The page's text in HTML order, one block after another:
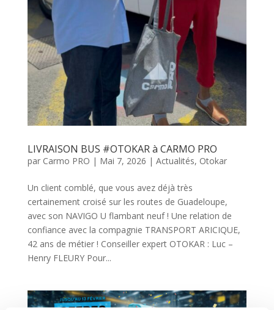
LIVRAISON BUS #OTOKAR à CARMO PRO
par Carmo PRO | Mai 7, 2026 | Actualités, Otokar
Un client comblé, que vous avez déjà très
certainement croisé sur les routes de Guadeloupe,
avec son NAVIGO U flambant neuf ! Une relation de
confiance avec la compagnie TRANSPORT ARICIQUE,
42 ans de métier ! Conseiller expert OTOKAR : Luc –
Henry FLEURY Pour...